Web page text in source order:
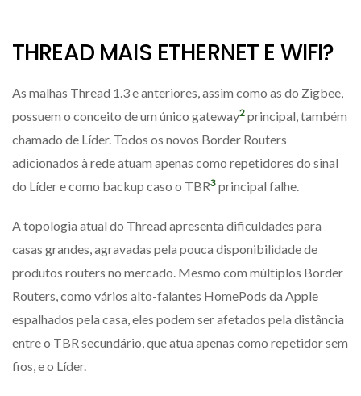
THREAD MAIS ETHERNET E WIFI?
As malhas Thread 1.3 e anteriores, assim como as do Zigbee,
possuem o conceito de um único gateway2 principal, também
chamado de Líder. Todos os novos Border Routers
adicionados à rede atuam apenas como repetidores do sinal
do Líder e como backup caso o TBR3 principal falhe.
A topologia atual do Thread apresenta dificuldades para
casas grandes, agravadas pela pouca disponibilidade de
produtos routers no mercado. Mesmo com múltiplos Border
Routers, como vários alto-falantes HomePods da Apple
espalhados pela casa, eles podem ser afetados pela distância
entre o TBR secundário, que atua apenas como repetidor sem
fios, e o Líder.